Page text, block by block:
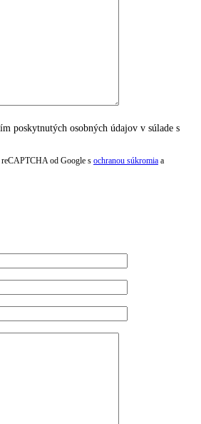
poskytnutých osobných údajov v súlade s
reCAPTCHA od Google s ochranou súkromia a